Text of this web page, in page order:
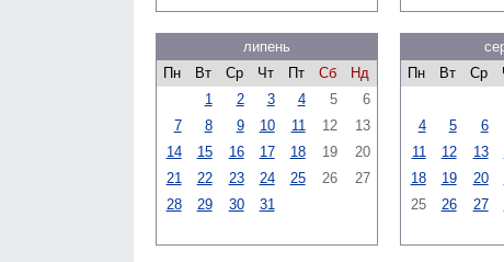
липень
Пн
Вт Ср Чт Пт Сб
Нд
1
2 3 4 5
6
7
8 9 10 11 12
13
14
15 16 17 18 19
20
21
22 23 24 25 26
27
28
29 30 31
Пн
Вт Ср
4
5 6
11
12 13
18
19 20
25
26 27